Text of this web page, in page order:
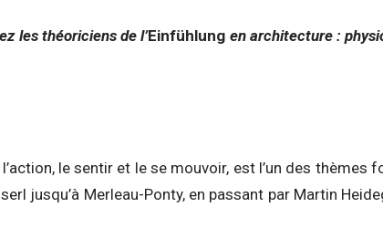
les théoriciens de l’Einfühlung en architecture :
le sentir et le se mouvoir, est l’un des thèmes
jusqu’à Merleau-Ponty, en passant par Martin